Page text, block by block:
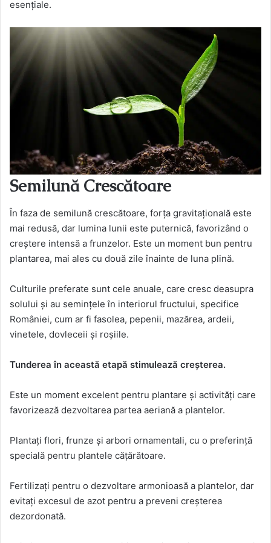
esențiale.
Semilună Crescătoare
În faza de semilună crescătoare, forța gravitațională este
mai redusă, dar lumina lunii este puternică, favorizând o
creștere intensă a frunzelor. Este un moment bun pentru
plantarea, mai ales cu două zile înainte de luna plină.
Culturile preferate sunt cele anuale, care cresc deasupra
solului și au semințele în interiorul fructului, specifice
României, cum ar fi fasolea, pepenii, mazărea, ardeii,
vinetele, dovleceii și roșiile.
Tunderea în această etapă stimulează creșterea.
Este un moment excelent pentru plantare și activități care
favorizează dezvoltarea partea aeriană a plantelor.
Plantați flori, frunze și arbori ornamentali, cu o preferință
specială pentru plantele cățărătoare.
Fertilizați pentru o dezvoltare armonioasă a plantelor, dar
evitați excesul de azot pentru a preveni creșterea
dezordonată.